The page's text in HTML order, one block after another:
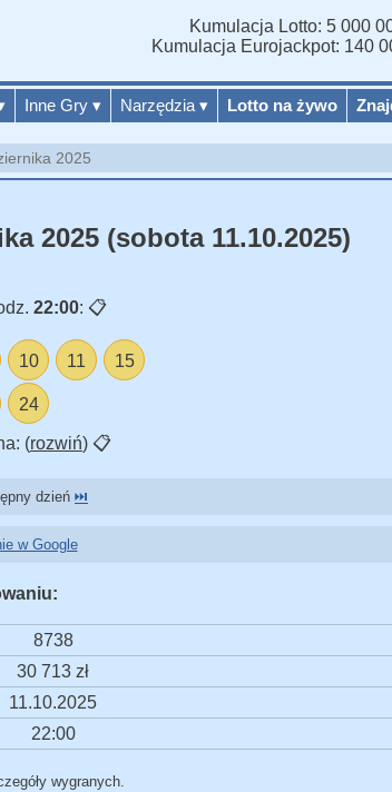
Inne Gry ▾ Narzędzia ▾ Lotto na żywo
Kumulacja Lotto: 5 000
Kumulacja Eurojackpot: 140
Wyniki
2025
2025 (sobota 11.10.2025)
22:00: 📋
10 11 15
24
(rozwiń) 📋
dzień ⏭️
w Google
8738
30 713 zł
11.10.2025
22:00
wygranych.